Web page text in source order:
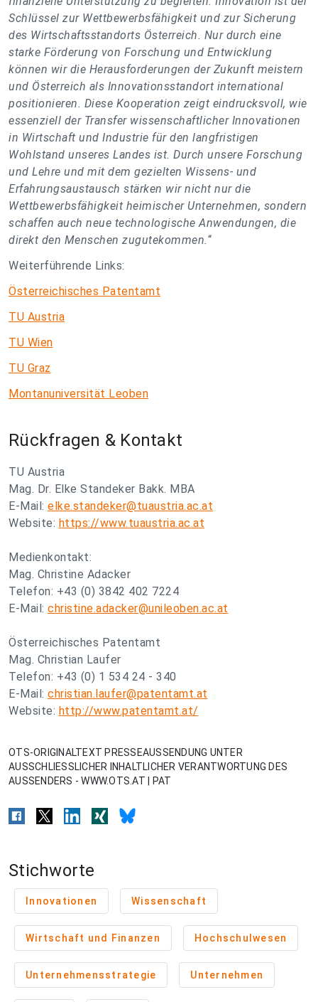
Schlüssel zur Wettbewerbsfähigkeit und zur Sicherung
des Wirtschaftsstandorts Österreich. Nur durch eine
starke Förderung von Forschung und Entwicklung
können wir die Herausforderungen der Zukunft meistern
und Österreich als Innovationsstandort international
positionieren. Diese Kooperation zeigt eindrucksvoll, wie
essenziell der Transfer wissenschaftlicher Innovationen
in Wirtschaft und Industrie für den langfristigen
Wohlstand unseres Landes ist. Durch unsere Forschung
und Lehre und mit dem gezielten Wissens- und
Erfahrungsaustausch stärken wir nicht nur die
Wettbewerbsfähigkeit heimischer Unternehmen, sondern
schaffen auch neue technologische Anwendungen, die
direkt den Menschen zugutekommen.“
Weiterführende Links:
Österreichisches Patentamt
TU Austria
TU Wien
TU Graz
Montanuniversität Leoben
Rückfragen & Kontakt
TU Austria
Mag. Dr. Elke Standeker Bakk. MBA
E-Mail: elke.standeker@tuaustria.ac.at
Website: https://www.tuaustria.ac.at
Medienkontakt:
Mag. Christine Adacker
Telefon: +43 (0) 3842 402 7224
E-Mail: christine.adacker@unileoben.ac.at
Österreichisches Patentamt
Mag. Christian Laufer
Telefon: +43 (0) 1 534 24 - 340
E-Mail: christian.laufer@patentamt.at
Website: http://www.patentamt.at/
OTS-ORIGINALTEXT PRESSEAUSSENDUNG UNTER
AUSSCHLIESSLICHER INHALTLICHER VERANTWORTUNG DES
AUSSENDERS - WWW.OTS.AT | PAT
Stichworte
Innovationen Wissenschaft
Wirtschaft und Finanzen Hochschulwesen
Unternehmensstrategie Unternehmen